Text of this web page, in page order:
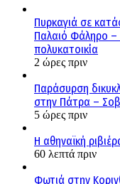
Πυρκαγιά σε
Παλαιό Φάληρο –
πολυκατοικία
2 ώρες πριν
Παράσυρση
στην Πάτρα –
5 ώρες πριν
Η αθηναϊκή
60 λεπτά πριν
Φωτιά στην